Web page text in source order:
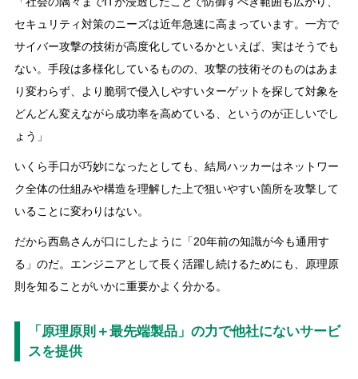
セキュリティ対策のニーズは近年急速に高まっています。一方で
サイバー攻撃の技術が高度化しているかといえば、実はそうでも
ない。手段は多様化しているものの、攻撃の技術そのものはあま
り変わらず、より脆弱で侵入しやすいターゲットを探して対象を
どんどん変えながら成功率を高めている、というのが正しいでし
ょう」
いくら手口が巧妙になったとしても、結局ハッカーはネットワー
ク全体の仕組みや構造を理解した上で狙いやすい箇所を攻撃して
いることに変わりはない。
だから西島さんが口にしたように「20年前の知識が今も通用す
る」のだ。エンジニアとして長く活躍し続けるためにも、原理原
則を知ることがいかに重要かよく分かる。
「原理原則＋最先端製品」の力で他社にないサービ
スを提供